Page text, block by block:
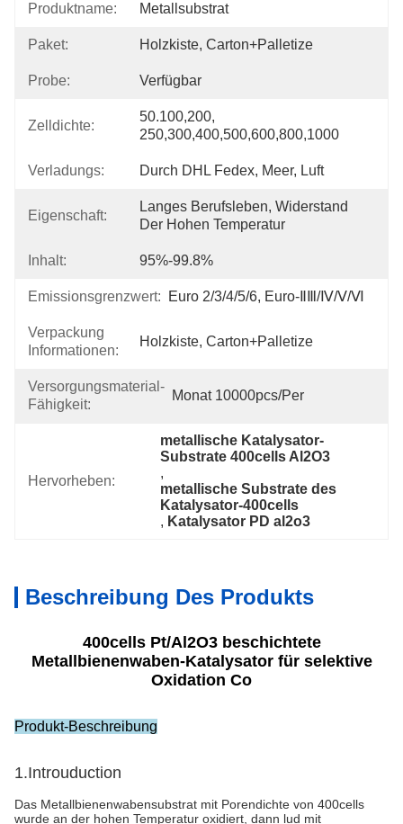
Produktname: Metallsubstrat
Paket: Holzkiste, Carton+Palletize
Probe: Verfügbar
Zelldichte:
50.100,200,
250,300,400,500,600,800,1000
Verladungs: Durch DHL Fedex, Meer, Luft
Eigenschaft:
Langes Berufsleben, Widerstand
Der Hohen Temperatur
Inhalt: 95%-99.8%
Emissionsgrenzwert: Euro 2/3/4/5/6, Euro-ⅡⅢ/Ⅳ/Ⅴ/Ⅵ
Verpackung
Informationen:
Holzkiste, Carton+Palletize
Versorgungsmaterial-
Fähigkeit:
Monat 10000pcs/per
Hervorheben:
metallische Katalysator-
Substrate 400cells Al2O3
,
metallische Substrate des
Katalysator-400cells
, Katalysator PD al2o3
Beschreibung Des Produkts
400cells Pt/Al2O3 beschichtete
Metallbienenwaben-Katalysator für selektive
Oxidation Co
Produkt-Beschreibung
1.Introuduction
Das Metallbienenwabensubstrat mit Porendichte von 400cells
wurde an der hohen Temperatur oxidiert, dann lud mit